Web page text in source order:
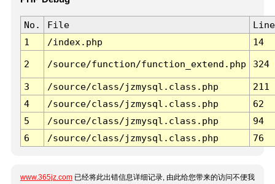
No. File
Line
1
/index.php 14
2 /source/function/function_extend.php 324
3 /source/class/jzmysql.class.php
211
4
/source/class/jzmysql.class.php
62
5
/source/class/jzmysql.class.php
94
6
/source/class/jzmysql.class.php 76
www.365jz.com 已经将此出错信息详细记录, 由此给您带来的访问不便我